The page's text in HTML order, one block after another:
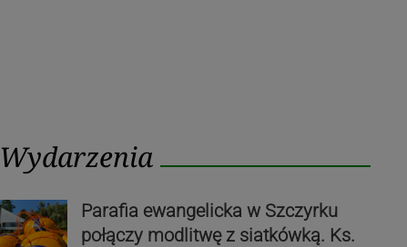
Wydarzenia
Parafia ewangelicka w Szczyrku
połączy modlitwę z siatkówką. Ks.